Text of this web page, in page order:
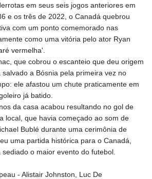
em seus seis jogos anteriores em
e os três de 2022, o Canadá quebrou
com um ponto comemorado nas
como uma vitória pelo ator Ryan
vermelha'.
que cobrou o escanteio que deu origem
a Bósnia pela primeira vez no
ele afastou um chute praticamente em
já batido.
da casa acabou resultando no gol de
local, que havia começado ao som de
Bublé durante uma cerimônia de
uma partida histórica para o Canadá,
o maior evento do futebol.
- Alistair Johnston, Luc De